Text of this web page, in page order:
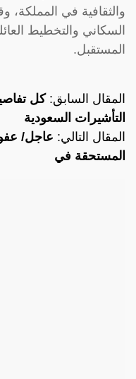
والثقافية في المملكة،
السكاني والتخطيط
المستقبل.
المقال السابق:كل
التأشيرات السعودية
المقال التالي: عاجل/
المستحقة في